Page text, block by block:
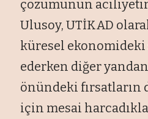
çözümünün
Ulusoy, UTİKAD
küresel
ederken diğer
önündeki
için mesai